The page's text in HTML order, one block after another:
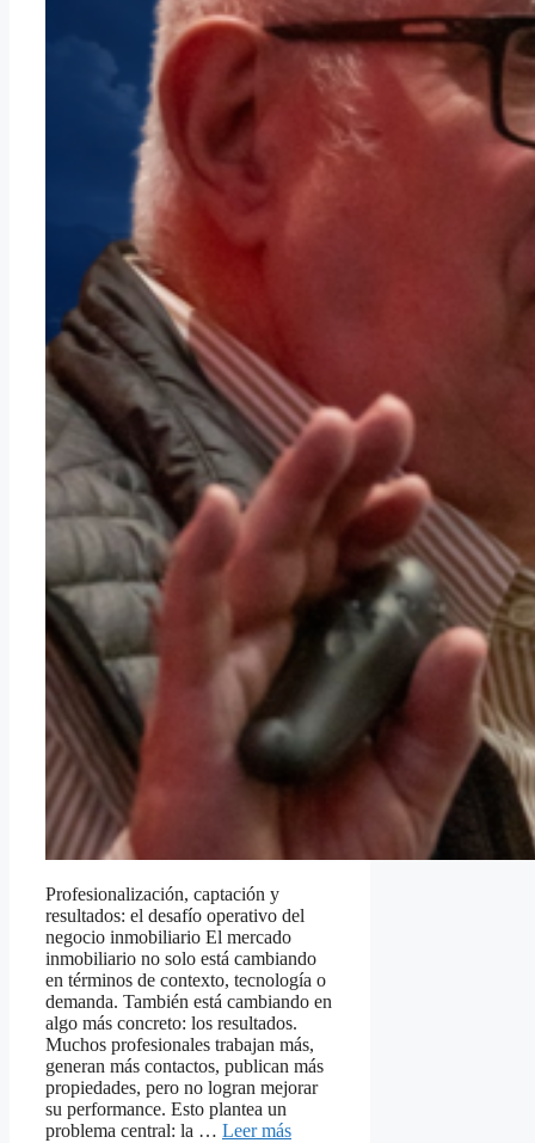
Profesionalización, captación y
resultados: el desafío operativo del
negocio inmobiliario El mercado
inmobiliario no solo está cambiando
en términos de contexto, tecnología o
demanda. También está cambiando en
algo más concreto: los resultados.
Muchos profesionales trabajan más,
generan más contactos, publican más
propiedades, pero no logran mejorar
su performance. Esto plantea un
problema central: la … Leer más